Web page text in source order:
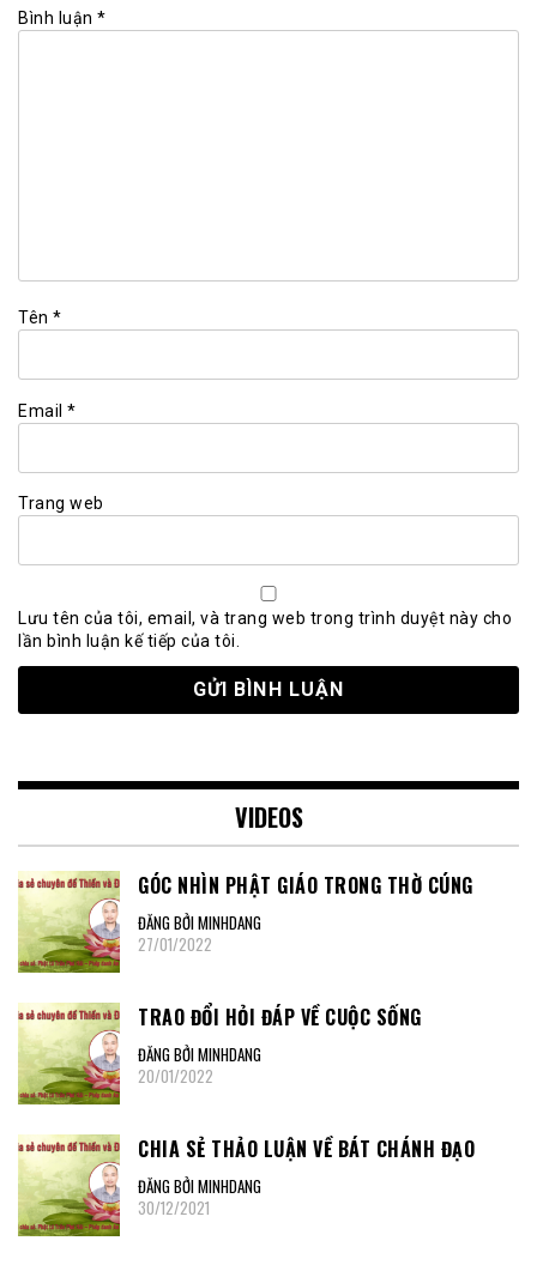
Bình luận *
Tên *
Email *
Trang web
Lưu tên của tôi, email, và trang web trong trình duyệt này cho
lần bình luận kế tiếp của tôi.
VIDEOS
GÓC NHÌN PHẬT GIÁO TRONG THỜ CÚNG
ĐĂNG BỞI MINHDANG
27/01/2022
TRAO ĐỔI HỎI ĐÁP VỀ CUỘC SỐNG
ĐĂNG BỞI MINHDANG
20/01/2022
CHIA SẺ THẢO LUẬN VỀ BÁT CHÁNH ĐẠO
ĐĂNG BỞI MINHDANG
30/12/2021